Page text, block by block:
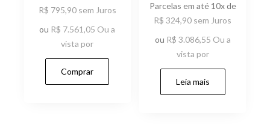
R$ 795,90 sem Juros
ou R$ 7.561,05 Ou a
vista por
Comprar
Parcelas em até 10x de
R$ 324,90 sem Juros
ou R$ 3.086,55 Ou a
vista por
Leia mais